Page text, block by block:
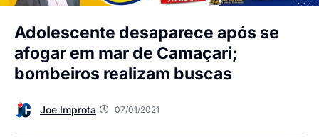
Adolescente desaparece após se
afogar em mar de Camaçari;
bombeiros realizam buscas
Joe Improta 07/01/2021